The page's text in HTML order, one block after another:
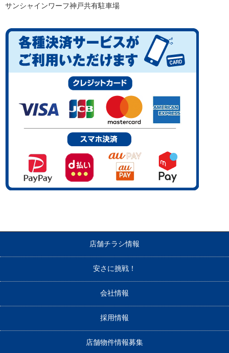
サンシャインワーフ神戸共有駐車場
店舗チラシ情報
安さに挑戦！
会社情報
採用情報
店舗物件情報募集